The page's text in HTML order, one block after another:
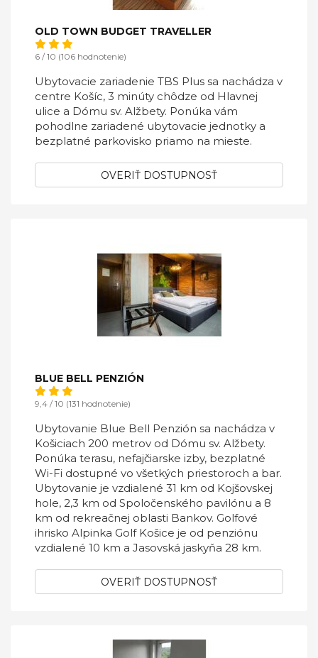
OLD TOWN BUDGET TRAVELLER
6 / 10 (106 hodnotenie)
Ubytovacie zariadenie TBS Plus sa nachádza v
centre Košíc, 3 minúty chôdze od Hlavnej
ulice a Dómu sv. Alžbety. Ponúka vám
pohodlne zariadené ubytovacie jednotky a
bezplatné parkovisko priamo na mieste.
OVERIŤ DOSTUPNOSŤ
BLUE BELL PENZIÓN
9,4 / 10 (131 hodnotenie)
Ubytovanie Blue Bell Penzión sa nachádza v
Košiciach 200 metrov od Dómu sv. Alžbety.
Ponúka terasu, nefajčiarske izby, bezplatné
Wi-Fi dostupné vo všetkých priestoroch a bar.
Ubytovanie je vzdialené 31 km od Kojšovskej
hole, 2,3 km od Spoločenského pavilónu a 8
km od rekreačnej oblasti Bankov. Golfové
ihrisko Alpinka Golf Košice je od penziónu
vzdialené 10 km a Jasovská jaskyňa 28 km.
OVERIŤ DOSTUPNOSŤ